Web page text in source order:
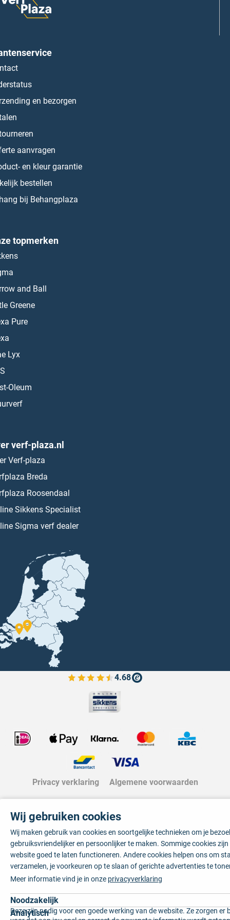
en bezorgen
aanvragen
en kleur garantie
bestellen
bij Behangplaza
topmerken
and Ball
Greene
Pure
Lyx
Oleum
verf-plaza.nl
Verf-plaza
Breda
Roosendaal
Sikkens Specialist
Sigma verf dealer
4.68
Bekijk de verfplaza beoordelingen
Privacy verklaring Algemene voorwaarden
Wij gebruiken cookies
Wij maken gebruik van cookies en soortgelijke technieken om je
gebruiksvriendelijker en persoonlijker te maken. Sommige cookies
website goed te laten functioneren. Andere cookies helpen ons om
verzamelen, je voorkeuren op te slaan of gerichte advertenties te
Meer informatie vind je in onze privacyverklaring
Noodzakelijk
Deze zijn nodig voor een goede werking van de website. Ze zorgen er
Analytisch